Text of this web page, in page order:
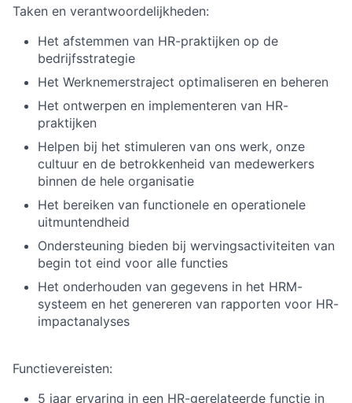
Taken en verantwoordelijkheden:
Het afstemmen van HR-praktijken op de
bedrijfsstrategie
Het Werknemerstraject optimaliseren en beheren
Het ontwerpen en implementeren van HR-
praktijken
Helpen bij het stimuleren van ons werk, onze
cultuur en de betrokkenheid van medewerkers
binnen de hele organisatie
Het bereiken van functionele en operationele
uitmuntendheid
Ondersteuning bieden bij wervingsactiviteiten van
begin tot eind voor alle functies
Het onderhouden van gegevens in het HRM-
systeem en het genereren van rapporten voor HR-
impactanalyses
Functievereisten:
5 jaar ervaring in een HR-gerelateerde functie in